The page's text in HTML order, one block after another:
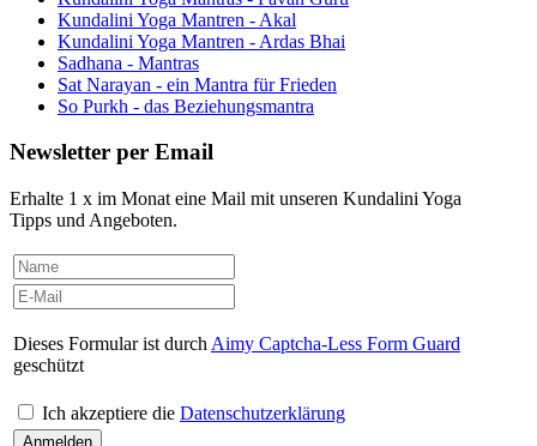
Kundalini Yoga Mantren - Akal
Kundalini Yoga Mantren - Ardas Bhai
Sadhana - Mantras
Sat Narayan - ein Mantra für Frieden
So Purkh - das Beziehungsmantra
Newsletter per Email
Erhalte 1 x im Monat eine Mail mit unseren Kundalini Yoga
Tipps und Angeboten.
Dieses Formular ist durch Aimy Captcha-Less Form Guard
geschützt
Ich akzeptiere die Datenschutzerklärung